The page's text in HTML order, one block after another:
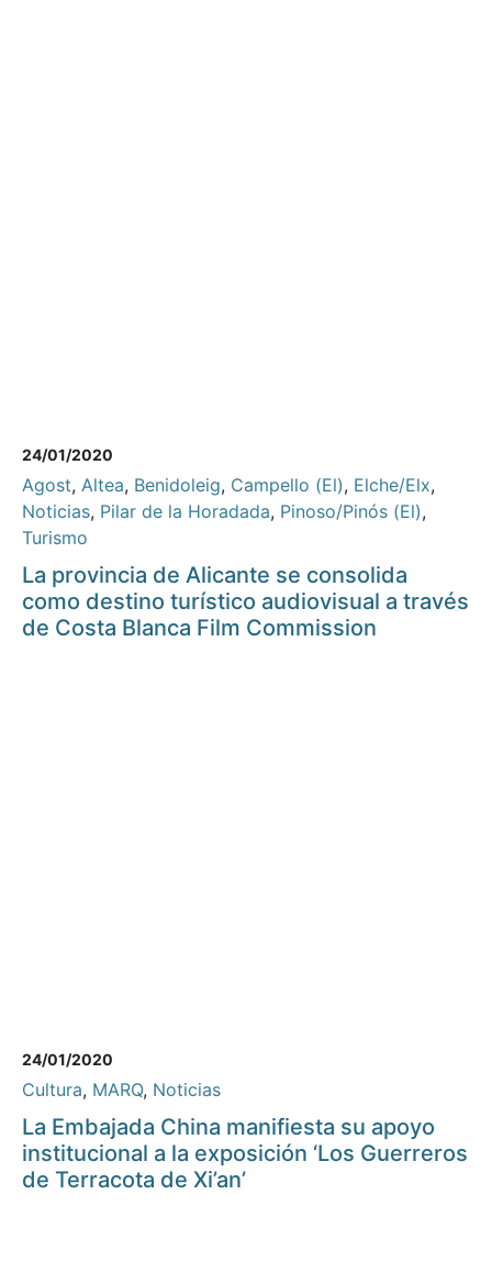
24/01/2020
Agost, Altea, Benidoleig, Campello (El), Elche/Elx,
Noticias, Pilar de la Horadada, Pinoso/Pinós (El),
Turismo
La provincia de Alicante se consolida
como destino turístico audiovisual a través
de Costa Blanca Film Commission
24/01/2020
Cultura, MARQ, Noticias
La Embajada China manifiesta su apoyo
institucional a la exposición ‘Los Guerreros
de Terracota de Xi’an’